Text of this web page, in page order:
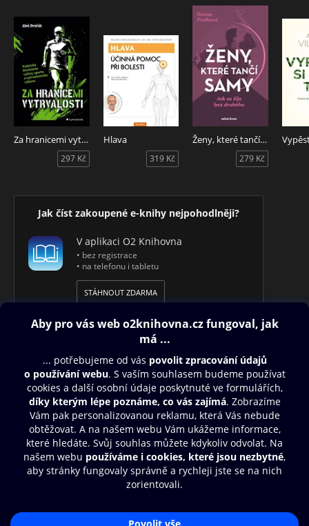
Za hranicemi vytrvalosti
297 Kč
Hlava
319 Kč
Ženy, které tančí samy
279 Kč
Jak číst zakoupené e-knihy nejpohodlněji?
V aplikaci O2 Knihovna
• bez registrace
• na telefonu i tabletu
STÁHNOUT ZDARMA
Obsah ke stažení
Moje O2 Knihovna
Další zábava
Nákupní řád